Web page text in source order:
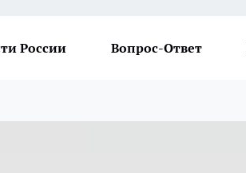
России Вопрос-Ответ